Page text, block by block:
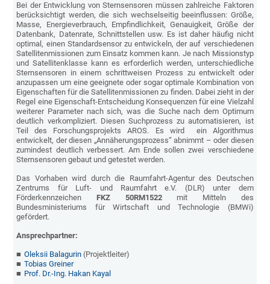
Bei der Entwicklung von Sternsensoren müssen zahlreiche Faktoren
berücksichtigt werden, die sich wechselseitig beeinflussen: Größe,
Masse, Energieverbrauch, Empfindlichkeit, Genauigkeit, Größe der
Datenbank, Datenrate, Schnittstellen usw. Es ist daher häufig nicht
optimal, einen Standardsensor zu entwickeln, der auf verschiedenen
Satellitenmissionen zum Einsatz kommen kann. Je nach Missionstyp
und Satellitenklasse kann es erforderlich werden, unterschiedliche
Sternsensoren in einem schrittweisen Prozess zu entwickelt oder
anzupassen um eine geeignete oder sogar optimale Kombination von
Eigenschaften für die Satellitenmissionen zu finden. Dabei zieht in der
Regel eine Eigenschaft-Entscheidung Konsequenzen für eine Vielzahl
weiterer Parameter nach sich, was die Suche nach dem Optimum
deutlich verkompliziert. Diesen Suchprozess zu automatisieren, ist
Teil des Forschungsprojekts AROS. Es wird ein Algorithmus
entwickelt, der diesen „Annäherungsprozess“ abnimmt – oder diesen
zumindest deutlich verbessert. Am Ende sollen zwei verschiedene
Sternsensoren gebaut und getestet werden.
Das Vorhaben wird durch die Raumfahrt-Agentur des Deutschen
Zentrums für Luft- und Raumfahrt e.V. (DLR) unter dem
FörderkennzeichenFKZ 50RM1522mit Mitteln des
Bundesministeriums für Wirtschaft und Technologie (BMWi)
gefördert.
Ansprechpartner:
Oleksii Balagurin (Projektleiter)
Tobias Greiner
Prof. Dr.-Ing. Hakan Kayal